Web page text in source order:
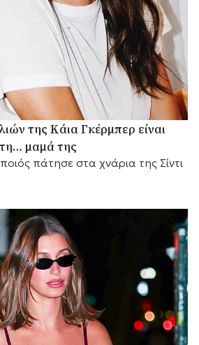
της Κάια Γκέρμπερ είναι
μαμά της
πάτησε στα χνάρια της Σίντι